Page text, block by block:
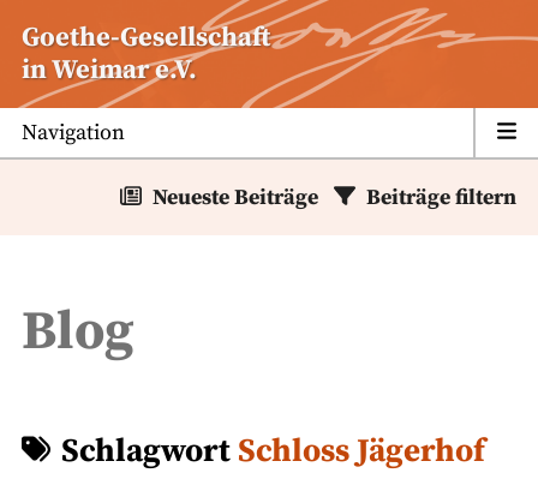
Inhalt
springen
Goethe-Gesellschaft
in Weimar e.V.
Navigation
Neueste Beiträge Beiträge filtern
Blog
Schlagwort Schloss Jägerhof